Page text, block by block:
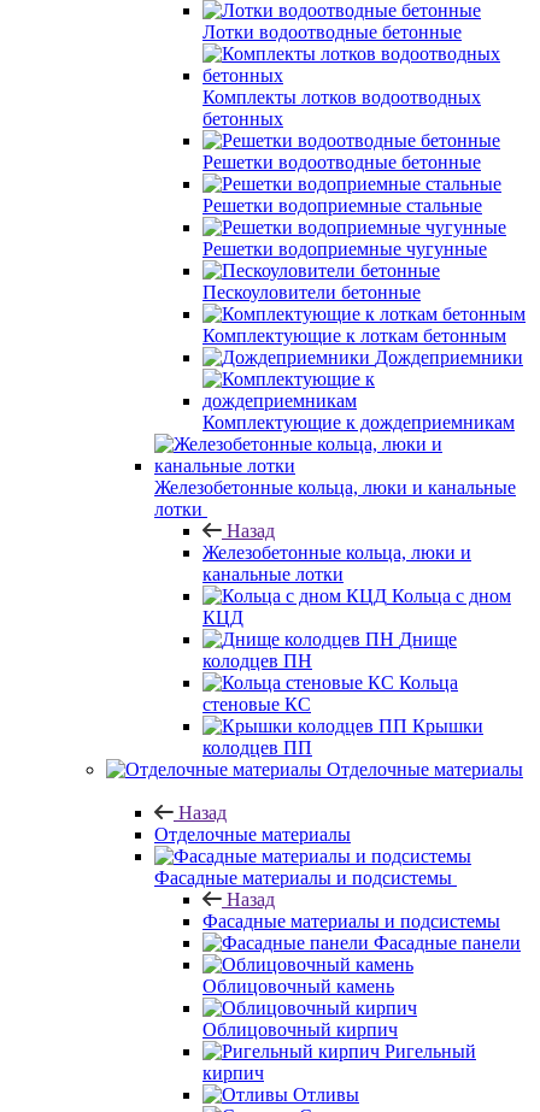
Лотки водоотводные бетонные
Комплекты лотков водоотводных
бетонных
Решетки водоотводные бетонные
Решетки водоприемные стальные
Решетки водоприемные чугунные
Пескоуловители бетонные
Комплектующие к лоткам бетонным
Дождеприемники
Комплектующие к дождеприемникам
Железобетонные кольца, люки и канальные
лотки
Назад
Железобетонные кольца, люки и
канальные лотки
Кольца с дном
КЦД
Днище
колодцев ПН
Кольца
стеновые КС
Крышки
колодцев ПП
Отделочные материалы
Назад
Отделочные материалы
Фасадные материалы и подсистемы
Назад
Фасадные материалы и подсистемы
Фасадные панели
Облицовочный камень
Облицовочный кирпич
Ригельный
кирпич
Отливы